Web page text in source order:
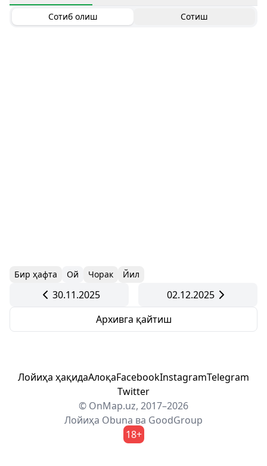
Сотиб олиш Сотиш
Бир ҳафта Ой Чорак Йил
30.11.2025
02.12.2025
Архивга қайтиш
Лойиҳа ҳақидаАлоқаFacebookInstagramTelegram
Twitter
© OnMap.uz, 2017–2026
Лойиҳа Obuna ва GoodGroup
18+